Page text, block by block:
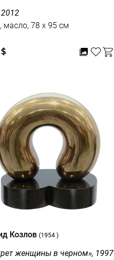
масло, 78 x 95 см
$
Козлов(1954 )
женщины в черном», 1997